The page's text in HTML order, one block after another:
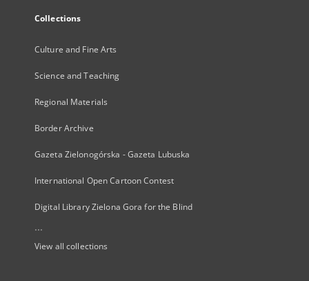
Collections
Culture and Fine Arts
Science and Teaching
Regional Materials
Border Archive
Gazeta Zielonogórska - Gazeta Lubuska
International Open Cartoon Contest
Digital Library Zielona Gora for the Blind
...
View all collections